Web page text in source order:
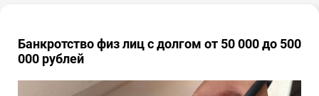
Банкротство физ лиц с долгом от 50 000 до 500
000 рублей